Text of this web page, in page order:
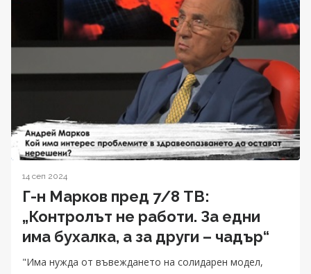
14 сеп 2024
Г-н Марков пред 7/8 ТВ:
„Контролът не работи. За едни
има бухалка, а за други – чадър“
"Има нужда от въвеждането на солидарен модел,